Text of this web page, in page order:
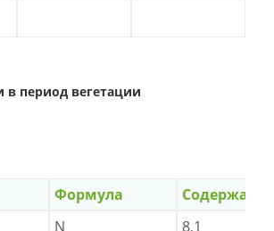
в период вегетации
Формула
N
8,1